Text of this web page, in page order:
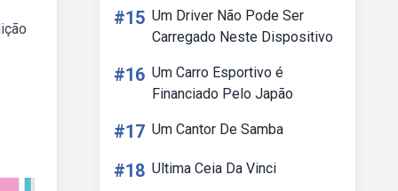
#15 Um Driver Não Pode Ser
Carregado Neste Dispositivo
#16 Um Carro Esportivo é
Financiado Pelo Japão
#17 Um Cantor De Samba
#18 Ultima Ceia Da Vinci